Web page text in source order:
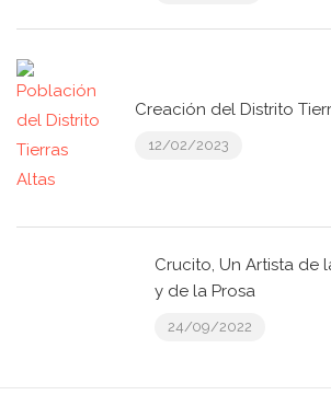
Creación del Distrito
12/02/2023
Crucito, Un Artista de
y de la Prosa
24/09/2022